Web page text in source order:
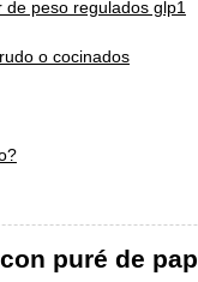
peso regulados glp1
o cocinados
puré de